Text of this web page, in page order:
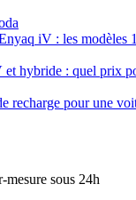
iV : les modèles
hybride : quel prix
recharge pour une
mesure sous 24h